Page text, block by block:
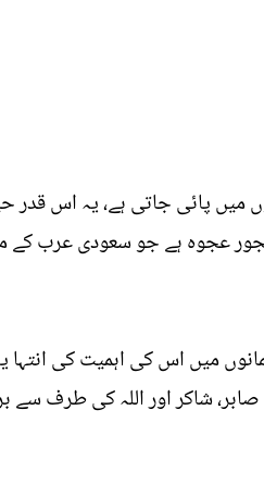
پائی جاتی ہے، یہ اس قدر
عجوہ ہے جو سعودی عرب کے
میں اس کی اہمیت کی
شاکر اور اللہ کی طرف سے